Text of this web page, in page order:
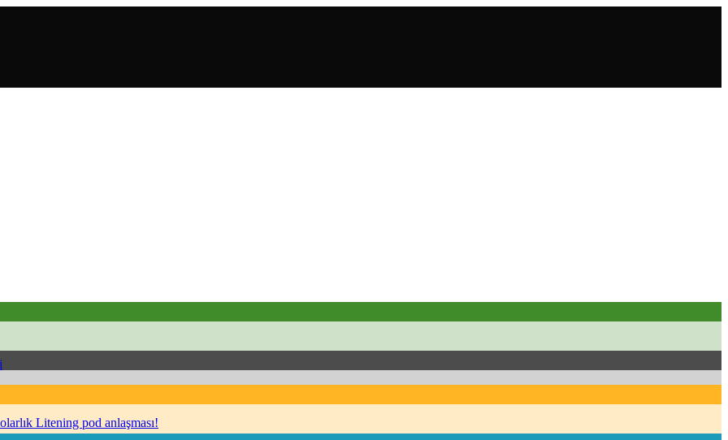
Litening pod anlaşması!